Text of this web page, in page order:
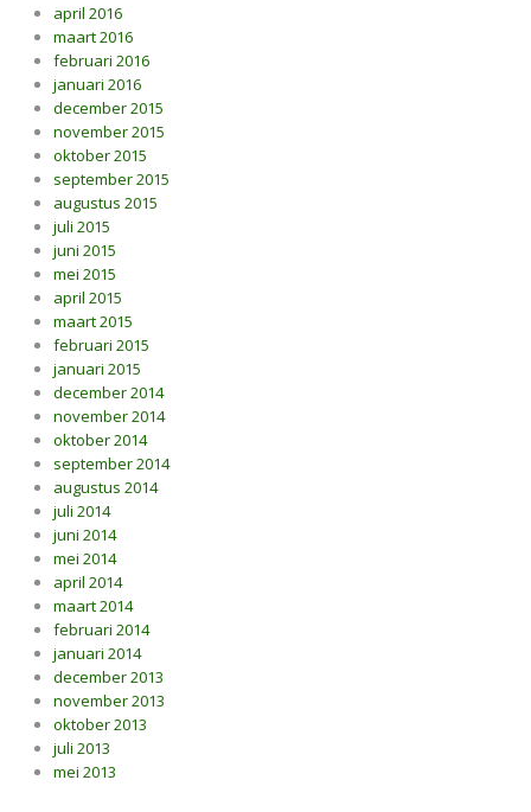
april 2016
maart 2016
februari 2016
januari 2016
december 2015
november 2015
oktober 2015
september 2015
augustus 2015
juli 2015
juni 2015
mei 2015
april 2015
maart 2015
februari 2015
januari 2015
december 2014
november 2014
oktober 2014
september 2014
augustus 2014
juli 2014
juni 2014
mei 2014
april 2014
maart 2014
februari 2014
januari 2014
december 2013
november 2013
oktober 2013
juli 2013
mei 2013